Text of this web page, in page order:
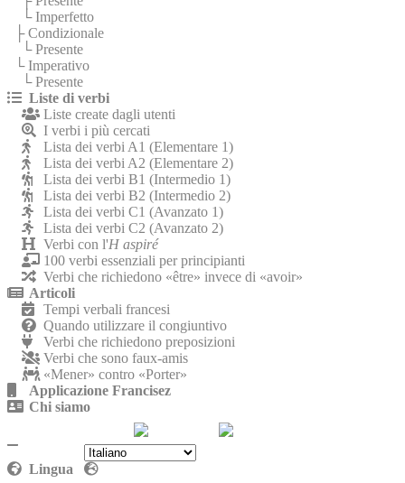
└ Imperfetto
├ Condizionale
└ Presente
└ Imperativo
└ Presente
Liste di verbi
Liste create dagli utenti
I verbi i più cercati
Lista dei verbi A1 (Elementare 1)
Lista dei verbi A2 (Elementare 2)
Lista dei verbi B1 (Intermedio 1)
Lista dei verbi B2 (Intermedio 2)
Lista dei verbi C1 (Avanzato 1)
Lista dei verbi C2 (Avanzato 2)
Verbi con l'H aspiré
100 verbi essenziali per principianti
Verbi che richiedono «être» invece di «avoir»
Articoli
Tempi verbali francesi
Quando utilizzare il congiuntivo
Verbi che richiedono preposizioni
Verbi che sono faux-amis
«Mener» contro «Porter»
Applicazione Francisez
Chi siamo
Politica sulla riservatezza
Lingua